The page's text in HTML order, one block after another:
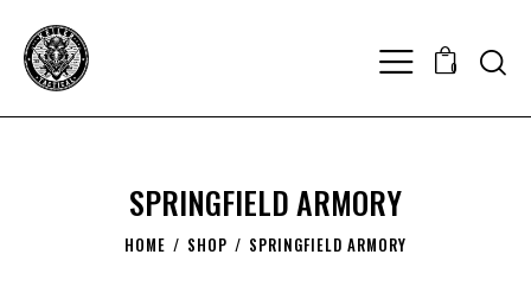
0
SPRINGFIELD ARMORY
HOME SHOP SPRINGFIELD ARMORY